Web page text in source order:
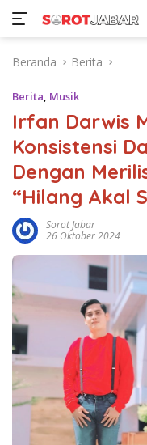
Beranda Berita
Berita, Musik
Irfan Darwis
Konsistensi
Dengan
“Hilang Akal
Sorot Jabar
26 Oktober 2024